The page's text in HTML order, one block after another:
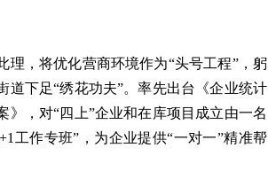
，将优化营商环境作为“头号工程”，躬
下足“绣花功夫”。率先出台《企业统计
，对“四上”企业和在库项目成立由一名
工作专班”，为企业提供“一对一”精准帮